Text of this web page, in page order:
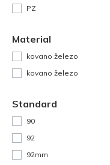
PZ
Material
kovano železo
kovano železo
Standard
90
92
92mm